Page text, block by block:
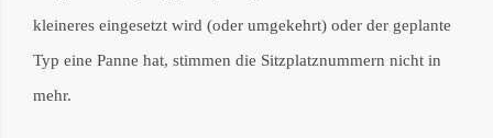
kleineres eingesetzt wird (oder umgekehrt) oder der geplante
Typ eine Panne hat, stimmen die Sitzplatznummern nicht in
mehr.